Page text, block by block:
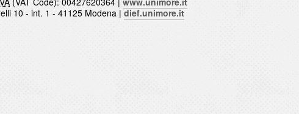
10 - int. 1 - 41125 Modena |dief.unimore.it